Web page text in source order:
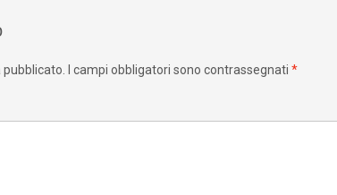
I campi obbligatori sono contrassegnati *